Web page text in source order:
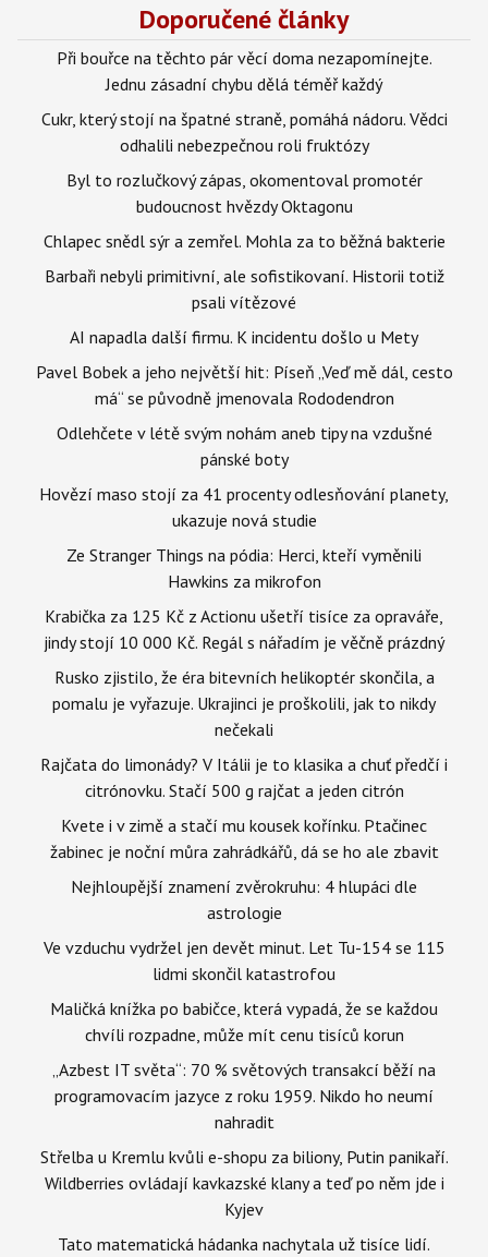
Doporučené články
Při bouřce na těchto pár věcí doma nezapomínejte.
Jednu zásadní chybu dělá téměř každý
Cukr, který stojí na špatné straně, pomáhá nádoru. Vědci
odhalili nebezpečnou roli fruktózy
Byl to rozlučkový zápas, okomentoval promotér
budoucnost hvězdy Oktagonu
Chlapec snědl sýr a zemřel. Mohla za to běžná bakterie
Barbaři nebyli primitivní, ale sofistikovaní. Historii totiž
psali vítězové
AI napadla další firmu. K incidentu došlo u Mety
Pavel Bobek a jeho největší hit: Píseň „Veď mě dál, cesto
má“ se původně jmenovala Rododendron
Odlehčete v létě svým nohám aneb tipy na vzdušné
pánské boty
Hovězí maso stojí za 41 procenty odlesňování planety,
ukazuje nová studie
Ze Stranger Things na pódia: Herci, kteří vyměnili
Hawkins za mikrofon
Krabička za 125 Kč z Actionu ušetří tisíce za opraváře,
jindy stojí 10 000 Kč. Regál s nářadím je věčně prázdný
Rusko zjistilo, že éra bitevních helikoptér skončila, a
pomalu je vyřazuje. Ukrajinci je proškolili, jak to nikdy
nečekali
Rajčata do limonády? V Itálii je to klasika a chuť předčí i
citrónovku. Stačí 500 g rajčat a jeden citrón
Kvete i v zimě a stačí mu kousek kořínku. Ptačinec
žabinec je noční můra zahrádkářů, dá se ho ale zbavit
Nejhloupější znamení zvěrokruhu: 4 hlupáci dle
astrologie
Ve vzduchu vydržel jen devět minut. Let Tu-154 se 115
lidmi skončil katastrofou
Maličká knížka po babičce, která vypadá, že se každou
chvíli rozpadne, může mít cenu tisíců korun
„Azbest IT světa“: 70 % světových transakcí běží na
programovacím jazyce z roku 1959. Nikdo ho neumí
nahradit
Střelba u Kremlu kvůli e-shopu za biliony, Putin panikaří.
Wildberries ovládají kavkazské klany a teď po něm jde i
Kyjev
Tato matematická hádanka nachytala už tisíce lidí.